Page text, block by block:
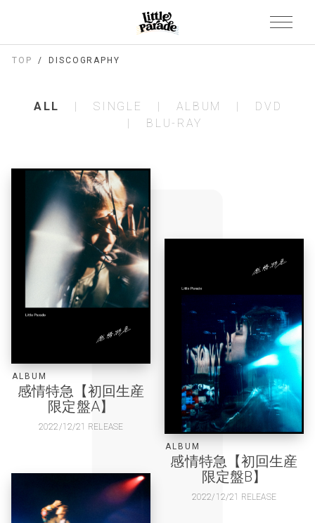
TOP DISCOGRAPHY
ALL SINGLE ALBUM
DVD
BLU-RAY
ALBUM
感情特急【初回生産
限定盤A】
2022/12/21 RELEASE
ALBUM
感情特急【初回生産
限定盤B】
2022/12/21 RELEASE